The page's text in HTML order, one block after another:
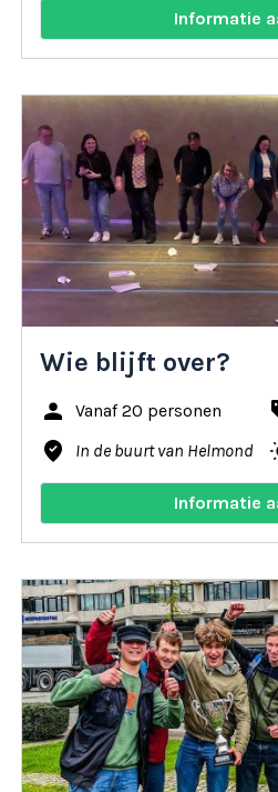
Informatie
Wie blijft over?
person
Vanaf 20 personen
where_to_vote In de buurt van Helmond
Informatie